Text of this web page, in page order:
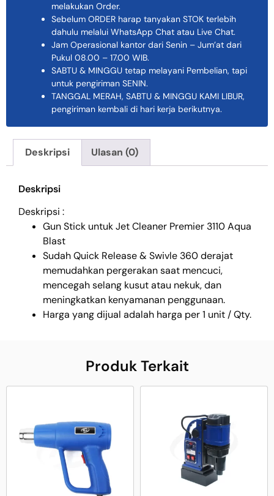
melakukan Order.
Sebelum ORDER harap tanyakan STOK terlebih
dahulu melalui WhatsApp Chat atau Live Chat.
Jam Operasional kantor dari Senin – Jum’at dari
Pukul 08.00 – 17.00 WIB.
SABTU & MINGGU tetap melayani Pembelian, tapi
untuk pengiriman SENIN.
TANGGAL MERAH, SABTU & MINGGU KAMI LIBUR,
pengiriman kembali di hari kerja berikutnya.
Deskripsi Ulasan (0)
Deskripsi
Deskripsi :
Gun Stick untuk Jet Cleaner Premier 3110 Aqua
Blast
Sudah Quick Release & Swivle 360 derajat
memudahkan pergerakan saat mencuci,
mencegah selang kusut atau nekuk, dan
meningkatkan kenyamanan penggunaan.
Harga yang dijual adalah harga per 1 unit / Qty.
Produk Terkait